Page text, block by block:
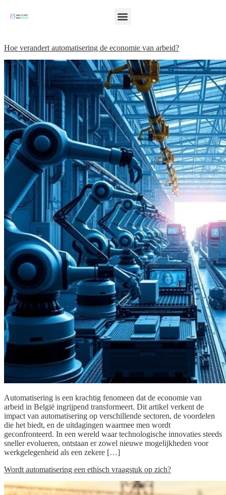
Hoe verandert automatisering de economie van arbeid?
Automatisering is een krachtig fenomeen dat de economie van
arbeid in België ingrijpend transformeert. Dit artikel verkent de
impact van automatisering op verschillende sectoren, de voordelen
die het biedt, en de uitdagingen waarmee men wordt
geconfronteerd. In een wereld waar technologische innovaties steeds
sneller evolueren, ontstaan er zowel nieuwe mogelijkheden voor
werkgelegenheid als een zekere […]
Wordt automatisering een ethisch vraagstuk op zich?